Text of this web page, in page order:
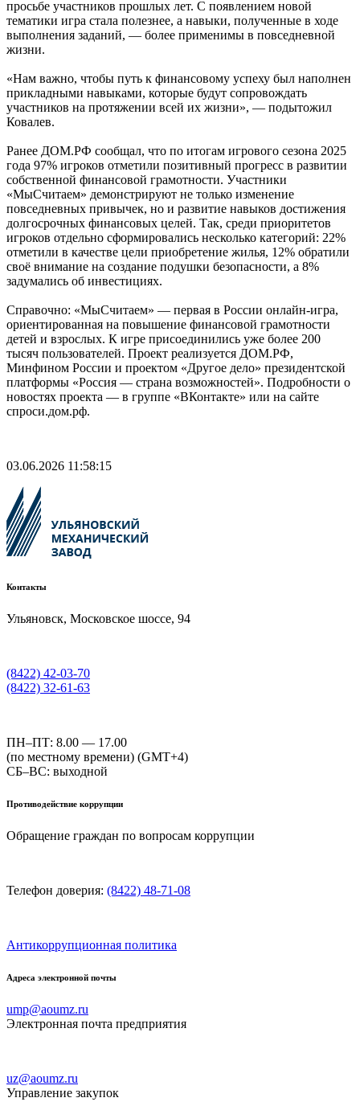
просьбе участников прошлых лет. С появлением новой
тематики игра стала полезнее, а навыки, полученные в ходе
выполнения заданий, — более применимы в повседневной
жизни.
«Нам важно, чтобы путь к финансовому успеху был наполнен
прикладными навыками, которые будут сопровождать
участников на протяжении всей их жизни», — подытожил
Ковалев.
Ранее ДОМ.РФ сообщал, что по итогам игрового сезона 2025
года 97% игроков отметили позитивный прогресс в развитии
собственной финансовой грамотности. Участники
«МыСчитаем» демонстрируют не только изменение
повседневных привычек, но и развитие навыков достижения
долгосрочных финансовых целей. Так, среди приоритетов
игроков отдельно сформировались несколько категорий: 22%
отметили в качестве цели приобретение жилья, 12% обратили
своё внимание на создание подушки безопасности, а 8%
задумались об инвестициях.
Справочно: «МыСчитаем» — первая в России онлайн-игра,
ориентированная на повышение финансовой грамотности
детей и взрослых. К игре присоединились уже более 200
тысяч пользователей. Проект реализуется ДОМ.РФ,
Минфином России и проектом «Другое дело» президентской
платформы «Россия — страна возможностей». Подробности о
новостях проекта — в группе «ВКонтакте» или на сайте
спроси.дом.рф.
03.06.2026 11:58:15
Контакты
Ульяновск, Московское шоссе, 94
(8422) 42-03-70
(8422) 32-61-63
ПН–ПТ: 8.00 — 17.00
(по местному времени) (GMT+4)
СБ–ВС: выходной
Противодействие коррупции
Обращение граждан по вопросам коррупции
Телефон доверия: (8422) 48-71-08
Антикоррупционная политика
Адреса электронной почты
ump@aoumz.ru
Электронная почта предприятия
uz@aoumz.ru
Управление закупок